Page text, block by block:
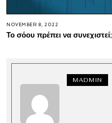
NOVEMBER 8, 2022
Το σόου πρέπει να συνεχιστεί;
MADMIN